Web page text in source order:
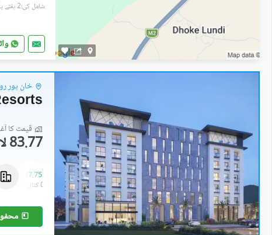
شامل کی:2 ہفتے پہل
خان پور
قیمت کا
83.77 لاکھ
فلیٹ
83.77 لاکھ
87.75 لاکھ
0.1 کنال
0.1 کنال